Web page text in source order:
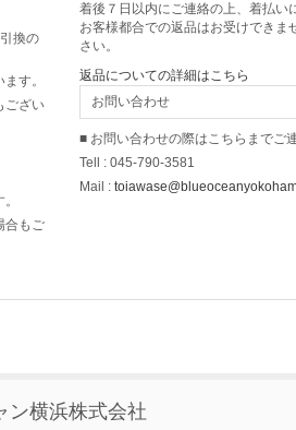
換の
す。
ござい
合もご
着後７日以内にご連絡の上、着払い
お客様都合での返品はお受けできま
さい。
返品についての詳細はこちら
お問い合わせ
■ お問い合わせの際はこちらまでご
Tell : 045-790-3581
Mail :
ン横浜株式会社